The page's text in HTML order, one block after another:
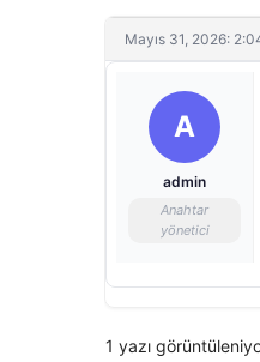
Mayıs 31, 2026:
A
admin
Anahtar
yönetici
1 yazı